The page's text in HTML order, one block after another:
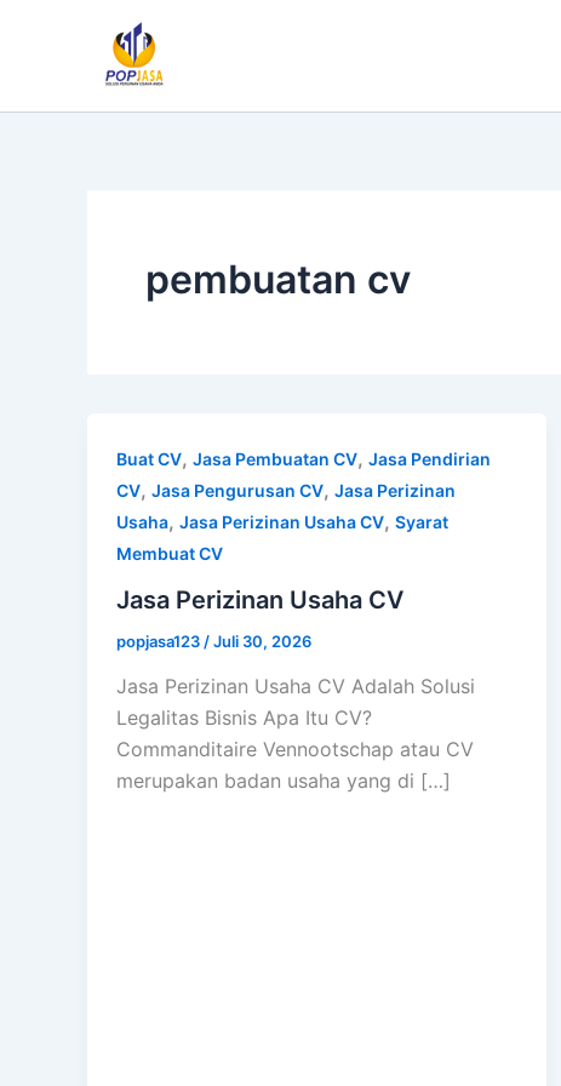
pembuatan cv
Buat CV, Jasa Pembuatan CV, Jasa Pendirian
CV, Jasa Pengurusan CV, Jasa Perizinan
Usaha, Jasa Perizinan Usaha CV, Syarat
Membuat CV
Jasa Perizinan Usaha CV
popjasa123 /Juli 30, 2026
Jasa Perizinan Usaha CV Adalah Solusi
Legalitas Bisnis Apa Itu CV?
Commanditaire Vennootschap atau CV
merupakan badan usaha yang di […]